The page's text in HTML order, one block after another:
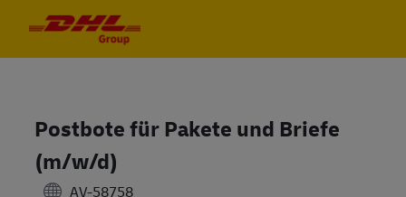
Postbote für Pakete und Briefe
(m/w/d)
AV-58758